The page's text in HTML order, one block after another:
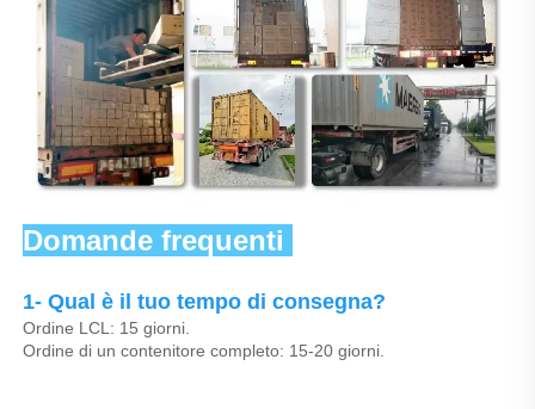
Domande frequenti
1- Qual è il tuo tempo di consegna?
Ordine LCL: 15 giorni.
Ordine di un contenitore completo: 15-20 giorni.